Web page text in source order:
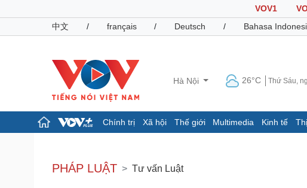
VOV1
中文
/ français / Deutsch / Bahasa
Hà Nội 26°C Thứ Sáu,
Chính trị Xã hội Thế giới Multimedia Kinh tế
Đảng
Tổ chức nhân sự
Tin 24h
Dự báo thời tiết
PHÁP LUẬT Tư vấn Luật